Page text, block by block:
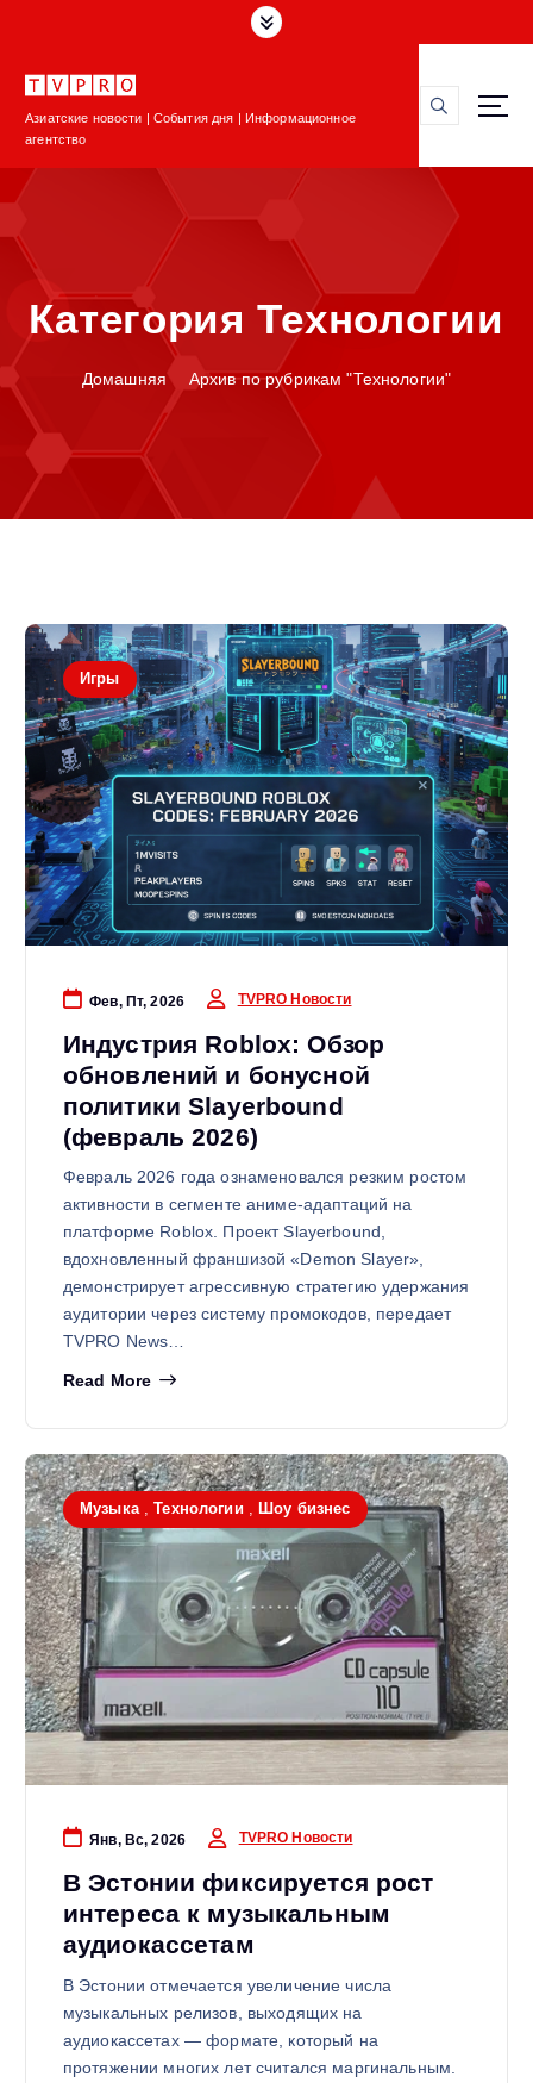
к
Азиатские новости | События дня | Информационное
агентство
Категория Технологии
Домашняя Архив по рубрикам "Технологии"
Игры
Фев, Пт, 2026 TVPRO Новости
Индустрия Roblox: Обзор
обновлений и бонусной
политики Slayerbound
(февраль 2026)
Февраль 2026 года ознаменовался резким ростом
активности в сегменте аниме-адаптаций на
платформе Roblox. Проект Slayerbound,
вдохновленный франшизой «Demon Slayer»,
демонстрирует агрессивную стратегию удержания
аудитории через систему промокодов, передает
TVPRO News…
Read More
Музыка,Технологии , Шоу бизнес
Янв, Вс, 2026 TVPRO Новости
В Эстонии фиксируется рост
интереса к музыкальным
аудиокассетам
В Эстонии отмечается увеличение числа
музыкальных релизов, выходящих на
аудиокассетах — формате, который на
протяжении многих лет считался маргинальным.